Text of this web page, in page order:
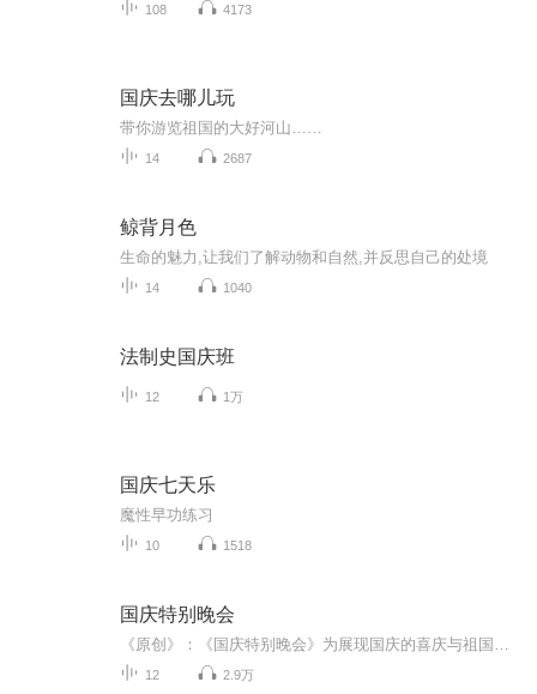
108 4173
国庆去哪儿玩
带你游览祖国的大好河山……
14 2687
鲸背月色
生命的魅力,让我们了解动物和自然,并反思自己的处境
14 1040
法制史国庆班
12 1万
国庆七天乐
魔性早功练习
10 1518
国庆特别晚会
12 2.9万